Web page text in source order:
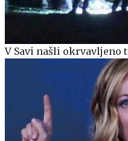
V Savi našli okrvavljeno